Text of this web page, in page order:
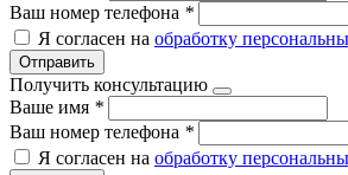
Ваш номер телефона *
Я согласен на обработку
Отправить
Получить консультацию
Ваше имя *
Ваш номер телефона *
Я согласен на обработку